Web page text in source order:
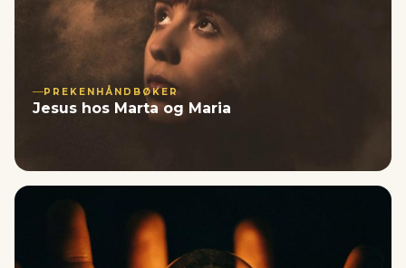
PREKENHÅNDBØKER
Jesus hos Marta og Maria